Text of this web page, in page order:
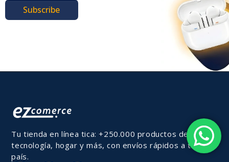
Subscribe
Tu tienda en línea tica: +250.000 productos de
tecnología, hogar y más, con envíos rápidos a todo el
país.